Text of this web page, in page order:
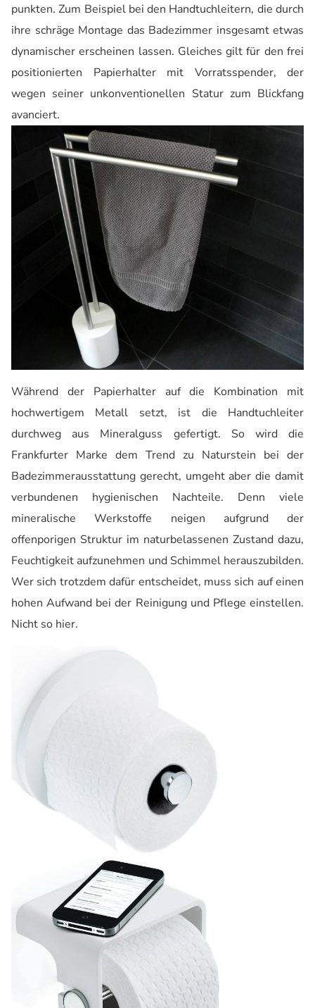
punkten. Zum Beispiel bei den Handtuchleitern, die durch
ihre schräge Montage das Badezimmer insgesamt etwas
dynamischer erscheinen lassen. Gleiches gilt für den frei
positionierten Papierhalter mit Vorratsspender, der
wegen seiner unkonventionellen Statur zum Blickfang
avanciert.
Während der Papierhalter auf die Kombination mit
hochwertigem Metall setzt, ist die Handtuchleiter
durchweg aus Mineralguss gefertigt. So wird die
Frankfurter Marke dem Trend zu Naturstein bei der
Badezimmerausstattung gerecht, umgeht aber die damit
verbundenen hygienischen Nachteile. Denn viele
mineralische Werkstoffe neigen aufgrund der
offenporigen Struktur im naturbelassenen Zustand dazu,
Feuchtigkeit aufzunehmen und Schimmel herauszubilden.
Wer sich trotzdem dafür entscheidet, muss sich auf einen
hohen Aufwand bei der Reinigung und Pflege einstellen.
Nicht so hier.